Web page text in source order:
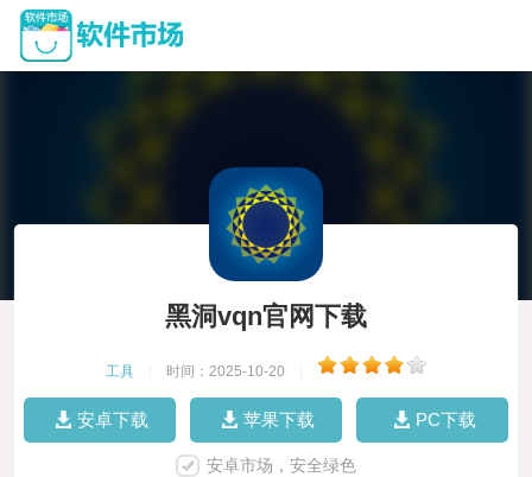
黑洞vqn官网下载
工具 时间：2025-10-20
安卓下载 苹果下载 PC下载
安卓市场，安全绿色